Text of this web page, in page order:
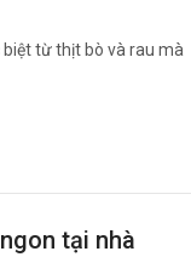
từ thịt bò và rau mà
tại nhà